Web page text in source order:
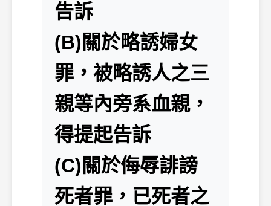
告訴
(B)關於略誘婦女
罪，被略誘人之三
親等內旁系血親，
得提起告訴
(C)關於侮辱誹謗
死者罪，已死者之